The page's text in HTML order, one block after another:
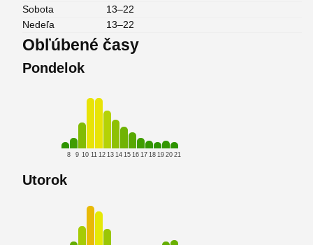
Sobota
13–22
Nedeľa
13–22
Obľúbené časy
Pondelok
8 9 10 11 12 13 14 15 16 17 18 19 20 21
Utorok